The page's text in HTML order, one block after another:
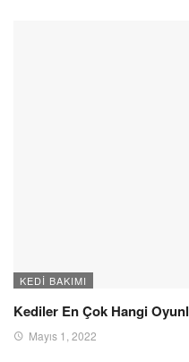
KEDI BAKIMI
Kediler En Çok Hangi
Mayıs 1, 2022